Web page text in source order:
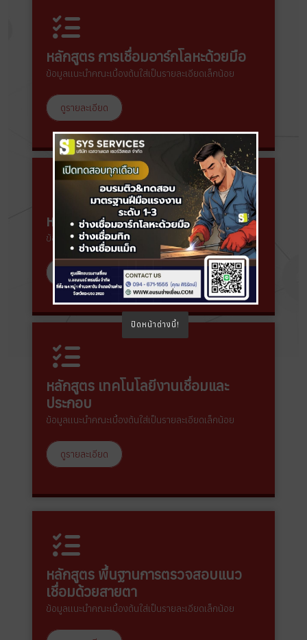
หลักสูตร การเชื่อมอาร์กโลหะด้วยมือ
ข้อมูลแนะนำคณะเบื้องต้นใส่เป็นรายละเอียดเล็กน้อย
ดูรายละเอียด
หลักสูตร การเชื่อมแม็ก & ฟลักซ์คอร์
ข้อมูลแนะนำคณะเบื้องต้นใส่เป็นรายละเอียดเล็กน้อย
ดูรายละเอียด
หลักสูตร เทคโนโลยีงานเชื่อมและ
ประกอบ
ข้อมูลแนะนำคณะเบื้องต้นใส่เป็นรายละเอียดเล็กน้อย
ดูรายละเอียด
หลักสูตร พื้นฐานการตรวจสอบแนว
เชื่อมด้วยสายตา
ข้อมูลแนะนำคณะเบื้องต้นใส่เป็นรายละเอียดเล็กน้อย
ปิดหน้าต่างนี้!